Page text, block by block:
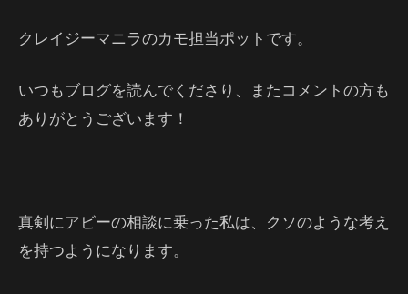
クレイジーマニラのカモ担当ポットです。
いつもブログを読んでくださり、またコメントの方も
ありがとうございます！
真剣にアビーの相談に乗った私は、クソのような考え
を持つようになります。